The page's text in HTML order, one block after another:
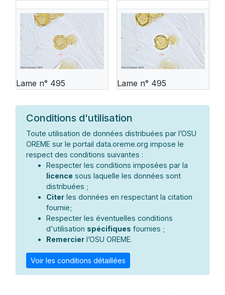
Lame n° 495 Lame n° 495
Conditions d'utilisation
Toute utilisation de données distribuées par l’OSU
OREME sur le portail data.oreme.org impose le
respect des conditions suivantes :
Respecter les conditions imposées par la
licence sous laquelle les données sont
distribuées ;
Citer les données en respectant la citation
fournie;
Respecter les éventuelles conditions
d'utilisation spécifiques fournies ;
Remercier l’OSU OREME.
Voir les conditions détaillées